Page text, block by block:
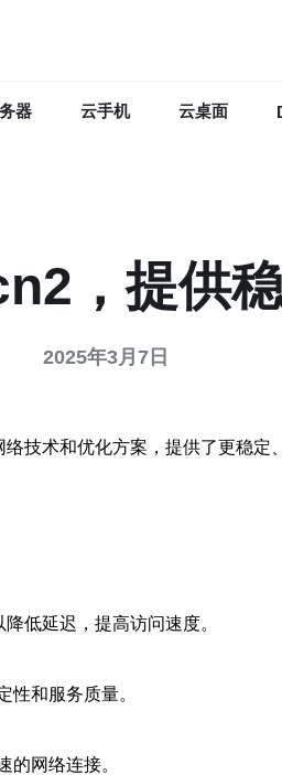
器 云手机 云桌面
，提供
2025年3月7日
技术和优化方案，提供了更稳
低延迟，提高访问速度。
性和服务质量。
的网络连接。